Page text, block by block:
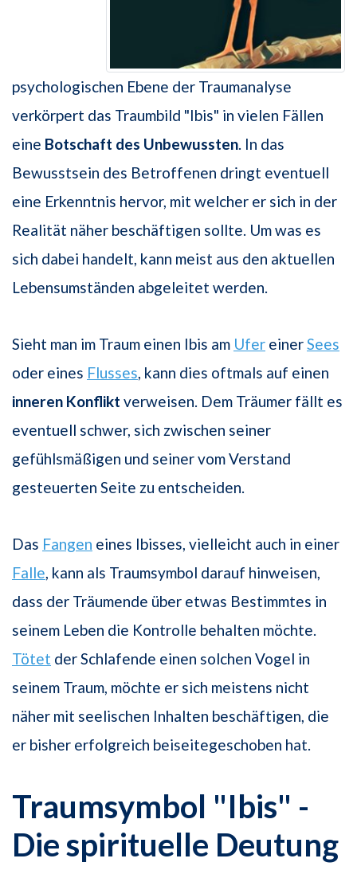
psychologischen Ebene der Traumanalyse
verkörpert das Traumbild "Ibis" in vielen Fällen
eine Botschaft des Unbewussten. In das
Bewusstsein des Betroffenen dringt eventuell
eine Erkenntnis hervor, mit welcher er sich in der
Realität näher beschäftigen sollte. Um was es
sich dabei handelt, kann meist aus den aktuellen
Lebensumständen abgeleitet werden.
Sieht man im Traum einen Ibis am Ufer einerSees
oder eines Flusses, kann dies oftmals auf einen
inneren Konflikt verweisen. Dem Träumer fällt es
eventuell schwer, sich zwischen seiner
gefühlsmäßigen und seiner vom Verstand
gesteuerten Seite zu entscheiden.
Das Fangen eines Ibisses, vielleicht auch in einer
Falle, kann als Traumsymbol darauf hinweisen,
dass der Träumende über etwas Bestimmtes in
seinem Leben die Kontrolle behalten möchte.
Tötet der Schlafende einen solchen Vogel in
seinem Traum, möchte er sich meistens nicht
näher mit seelischen Inhalten beschäftigen, die
er bisher erfolgreich beiseitegeschoben hat.
Traumsymbol "Ibis" -
Die spirituelle Deutung